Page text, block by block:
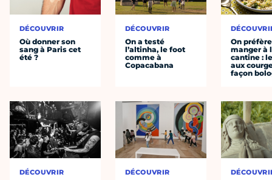
DÉCOUVRIR
Où donner son
sang à Paris cet
été ?
DÉCOUVRIR
DÉCOUVRIR
On a testé
l’altinha, le foot
comme à
Copacabana
DÉCOUVRIR
On préfère
manger à
cantine :
aux
façon